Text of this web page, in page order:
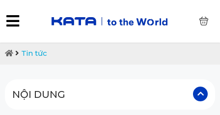
Tin tức
NỘI DUNG